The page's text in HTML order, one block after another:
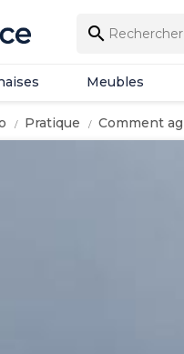

Meubles
Pratique Comment